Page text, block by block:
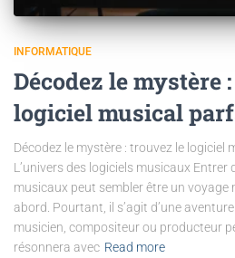
INFORMATIQUE
Décodez le mystère
logiciel musical
Décodez le mystère : trouvez le logiciel
L’univers des logiciels musicaux Entrer
musicaux peut sembler être un voyage
abord. Pourtant, il s’agit d’une
musicien, compositeur ou producteur
résonnera avec Read more